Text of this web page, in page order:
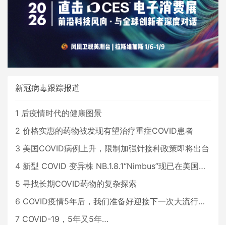
新冠病毒跟踪报道
1 后疫情时代的健康图景
2 价格实惠的药物被发现有望治疗重症COVID患者
3 美国COVID病例上升，限制加强针接种政策即将出台
4 新型 COVID 变异株 NB.1.8.1“Nimbus”现已在美国占据主导地位
5 寻找长期COVID药物的复杂探索
6 COVID疫情5年后，我们准备好迎接下一次大流行了吗？
7 COVID-19，5年又5年…